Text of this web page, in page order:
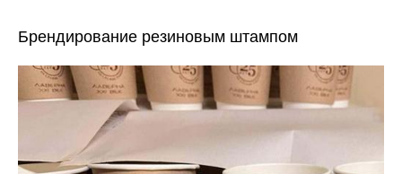
Брендирование резиновым штампом